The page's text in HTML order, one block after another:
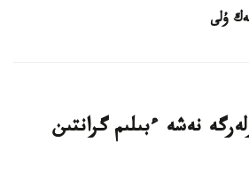
ۇلى
نەشە ءبىلىم گرانتىن